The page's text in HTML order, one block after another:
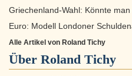
Griechenland-Wahl: Könnte
Euro: Modell Londoner
Alle Artikel von Roland Tichy
Über Roland Tichy